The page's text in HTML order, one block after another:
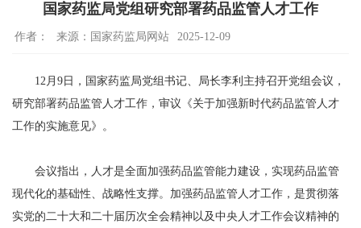
国家药监局党组研究部署药品监管人才工作
作者： 来源：国家药监局网站 2025-12-09
12月9日，国家药监局党组书记、局长李利主持召开党组会议，
研究部署药品监管人才工作，审议《关于加强新时代药品监管人才
工作的实施意见》。
会议指出，人才是全面加强药品监管能力建设，实现药品监管
现代化的基础性、战略性支撑。加强药品监管人才工作，是贯彻落
实党的二十大和二十届历次全会精神以及中央人才工作会议精神的